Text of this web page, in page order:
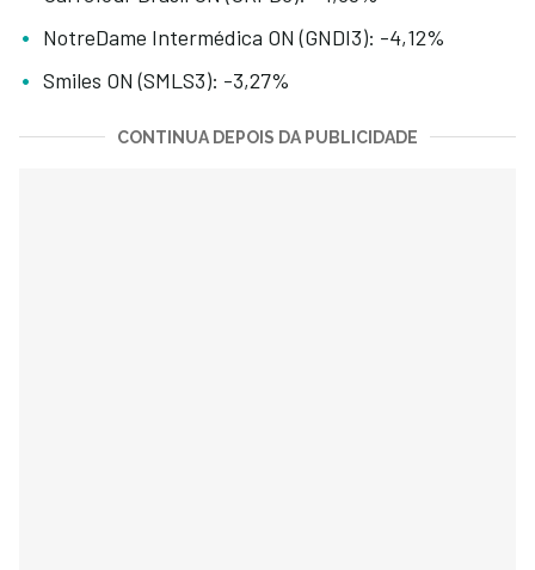
NotreDame Intermédica ON (GNDI3): -4,12%
Smiles ON (SMLS3): -3,27%
CONTINUA DEPOIS DA PUBLICIDADE